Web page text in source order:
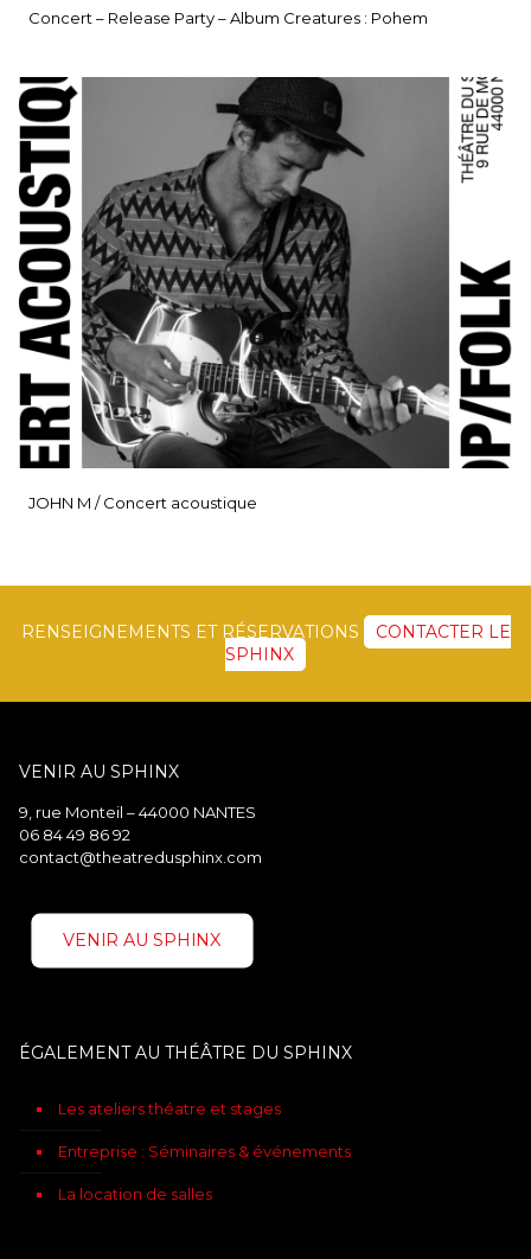
Concert – Release Party – Album Creatures : Pohem
JOHN M / Concert acoustique
RENSEIGNEMENTS ET RÉSERVATIONS
CONTACTER LE
SPHINX
VENIR AU SPHINX
9, rue Monteil – 44000 NANTES
06 84 49 86 92
contact@theatredusphinx.com
VENIR AU SPHINX
ÉGALEMENT AU THÉÂTRE DU SPHINX
Les ateliers théatre et stages
Entreprise : Séminaires & événements
La location de salles